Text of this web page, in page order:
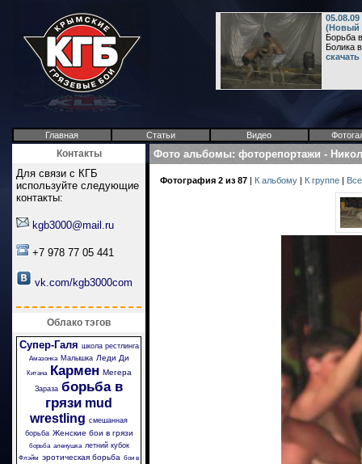
(Новый
Борьба
Болика
Главная Статьи Видео
Контакты
Для связи с КГБ
используйте следующие
контакты:
kgb3000@mail.ru
+7 978 77 05 441
vk.com/kgb3000com
Облако тэгов
Супер-Галя школа рестлинга
Амазонка Малышка Леди Ди
Китана Кармен Мегера
Зараза борьба в
грязи mud
wrestling смешанная
борьба Женские бои в грязи
борьба аленушка летний кубок
Флэйм эротическая борьба бои в
Фото альбомы: фоторепортажи -
Фотография 2 из 87 | К альбому | К группе |